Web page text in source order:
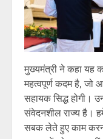
मुख्यमंत्री ने कहा यह
महत्वपूर्ण कदम है, जो
सहायक सिद्ध होगी।
संवेदनशील राज्य है।
सबक लेते हुए काम